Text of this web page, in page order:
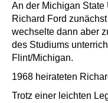
An der Michigan
Richard Ford
wechselte dann aber
des Studiums
Flint/Michigan.
1968 heirateten
Trotz einer leichten